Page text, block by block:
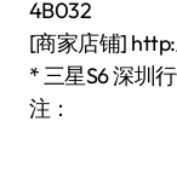
4B032
[商家店铺]
* 三星S6 深圳
注：